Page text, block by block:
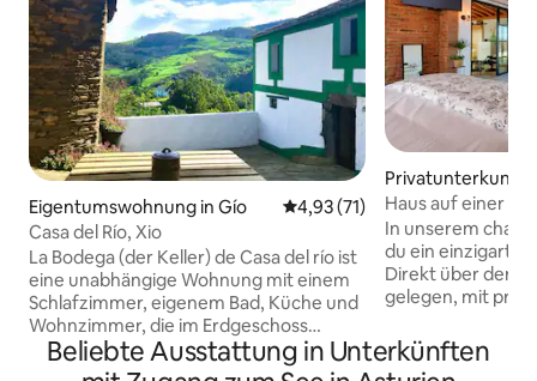
Eigentumswohnung in Gío Durchschnittliche Bewertung:
4,93 (71)
Casa del Río, Xio
La Bodega (der Keller) de Casa del río ist
eine unabhängige Wohnung mit einem
Schlafzimmer, eigenem Bad, Küche und
Wohnzimmer, die im Erdgeschoss
gebaut wurde. Die Küche ist
ausgestattet, um deine eigenen
Privatunterkunft
Haus auf einer
In unserem
du ein
Direkt über der
gelegen, mit
Ort von großem
Nachfrage im
Beliebte Ausstattung in Unterkünften